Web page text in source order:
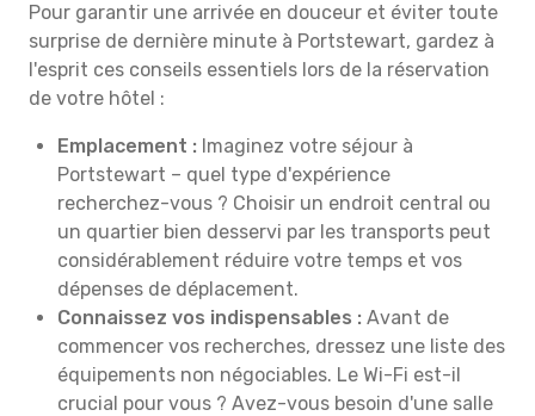
Pour garantir une arrivée en douceur et éviter toute
surprise de dernière minute à Portstewart, gardez à
l'esprit ces conseils essentiels lors de la réservation
de votre hôtel :
Emplacement : Imaginez votre séjour à
Portstewart – quel type d'expérience
recherchez-vous ? Choisir un endroit central ou
un quartier bien desservi par les transports peut
considérablement réduire votre temps et vos
dépenses de déplacement.
Connaissez vos indispensables : Avant de
commencer vos recherches, dressez une liste des
équipements non négociables. Le Wi-Fi est-il
crucial pour vous ? Avez-vous besoin d'une salle